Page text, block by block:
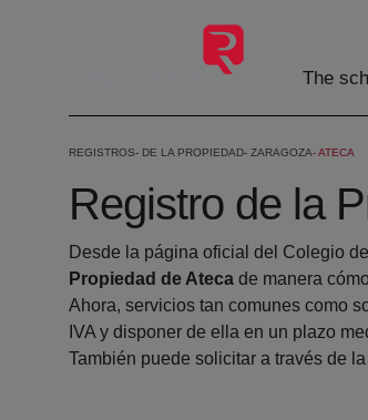
The
REGISTROS DE LA PROPIEDAD ZARAGOZA ATECA
Registro de la
Desde la página oficial del Colegio
Propiedad de Ateca de manera
Ahora, servicios tan comunes como
IVA y disponer de ella en un plazo
También puede solicitar a través de